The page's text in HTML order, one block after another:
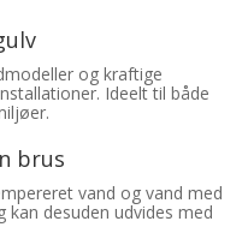
og kraftige
Ideelt til både
brus
vand og vand med
desuden udvides med